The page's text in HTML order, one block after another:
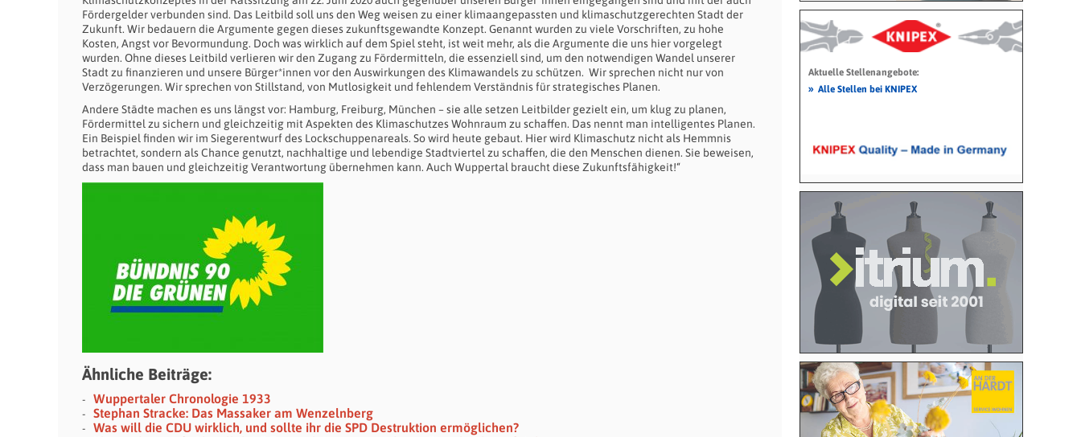
Fördergelder verbunden sind. Das Leitbild soll uns den Weg weisen zu einer klimaangepassten und klimaschutzgerechten Stadt der
Zukunft. Wir bedauern die Argumente gegen dieses zukunftsgewandte Konzept. Genannt wurden zu viele Vorschriften, zu hohe
Kosten, Angst vor Bevormundung. Doch was wirklich auf dem Spiel steht, ist weit mehr, als die Argumente die uns hier vorgelegt
wurden. Ohne dieses Leitbild verlieren wir den Zugang zu Fördermitteln, die essenziell sind, um den notwendigen Wandel unserer
Stadt zu finanzieren und unsere Bürger*innen vor den Auswirkungen des Klimawandels zu schützen. Wir sprechen nicht nur von
Verzögerungen. Wir sprechen von Stillstand, von Mutlosigkeit und fehlendem Verständnis für strategisches Planen.
Andere Städte machen es uns längst vor: Hamburg, Freiburg, München – sie alle setzen Leitbilder gezielt ein, um klug zu planen,
Fördermittel zu sichern und gleichzeitig mit Aspekten des Klimaschutzes Wohnraum zu schaffen. Das nennt man intelligentes Planen.
Ein Beispiel finden wir im Siegerentwurf des Lockschuppenareals. So wird heute gebaut. Hier wird Klimaschutz nicht als Hemmnis
betrachtet, sondern als Chance genutzt, nachhaltige und lebendige Stadtviertel zu schaffen, die den Menschen dienen. Sie beweisen,
dass man bauen und gleichzeitig Verantwortung übernehmen kann. Auch Wuppertal braucht diese Zukunftsfähigkeit!“
Ähnliche Beiträge:
Wuppertaler Chronologie 1933
Stephan Stracke: Das Massaker am Wenzelnberg
Was will die CDU wirklich, und sollte ihr die SPD Destruktion ermöglichen?
Aktuelle Stellenangebote:
» Alle Stellen bei KNIPEX